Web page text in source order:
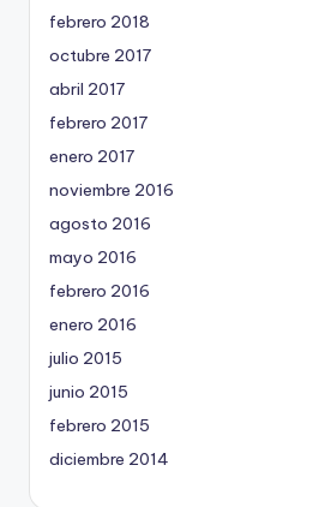
febrero 2018
octubre 2017
abril 2017
febrero 2017
enero 2017
noviembre 2016
agosto 2016
mayo 2016
febrero 2016
enero 2016
julio 2015
junio 2015
febrero 2015
diciembre 2014